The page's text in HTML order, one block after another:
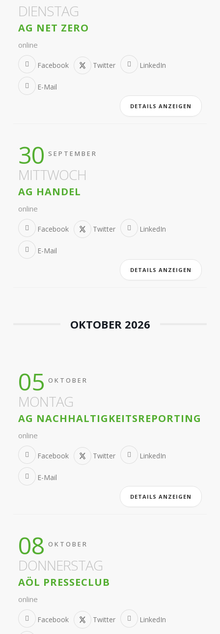
DIENSTAG
AG NET ZERO
online
Facebook Twitter LinkedIn
E-Mail
DETAILS ANZEIGEN
30 SEPTEMBER
MITTWOCH
AG HANDEL
online
Facebook Twitter LinkedIn
E-Mail
DETAILS ANZEIGEN
OKTOBER 2026
05 OKTOBER
MONTAG
AG NACHHALTIGKEITSREPORTING
online
Facebook Twitter LinkedIn
E-Mail
DETAILS ANZEIGEN
08 OKTOBER
DONNERSTAG
AÖL PRESSECLUB
online
Facebook Twitter LinkedIn